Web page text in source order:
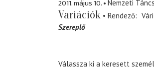
2011. május 10. Nemzeti
Variációk Rendező
Szereplő
Válassza ki a keresett